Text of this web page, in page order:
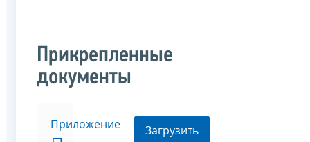
Прикрепленные
документы
Приложение Загрузить